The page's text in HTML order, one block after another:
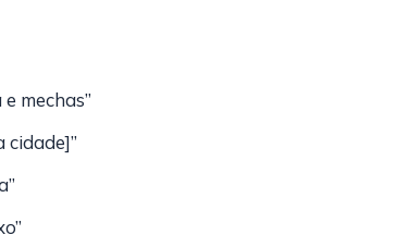
mechas”
cidade]”